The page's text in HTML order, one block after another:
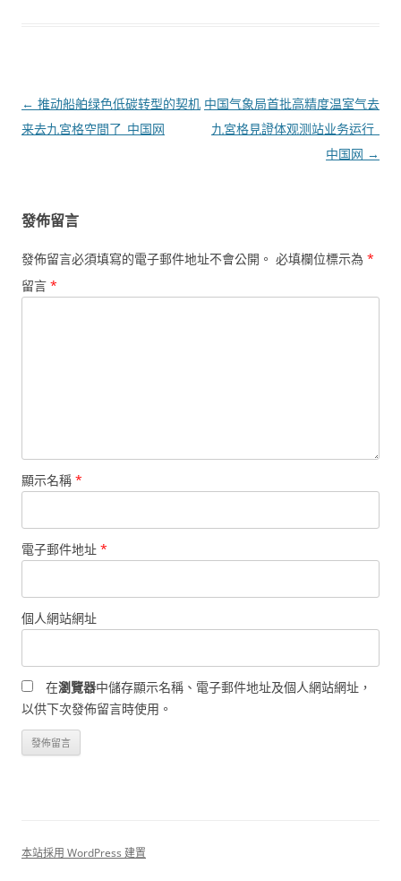
文
章
← 推动船舶绿色低碳转型的契机
来去九宮格空間了_中国网
中国气象局首批高精度温室气去
九宮格見證体观测站业务运行_
中国网 →
發佈留言
發佈留言必須填寫的電子郵件地址不會公開。 必填欄位標示為 *
留言 *
顯示名稱 *
電子郵件地址 *
個人網站網址
在瀏覽器中儲存顯示名稱、電子郵件地址及個人網站網址，
以供下次發佈留言時使用。
本站採用 WordPress 建置